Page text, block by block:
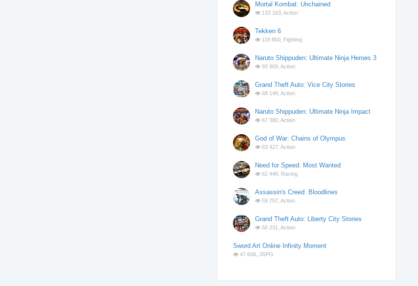
Mortal Kombat: Unchained
133 163,Action
Tekken 6
119 850, Fighting
Naruto Shippuden: Ultimate Ninja Heroes 3
93 969,Action
Grand Theft Auto: Vice City Stories
68 149,Action
Naruto Shippuden: Ultimate Ninja Impact
67 380,Action
God of War: Chains of Olympus
63 427,Action
Need for Speed: Most Wanted
62 449, Racing
Assassin's Creed: Bloodlines
59 757,Action
Grand Theft Auto: Liberty City Stories
50 231,Action
Sword Art Online Infinity Moment
47 608,JRPG